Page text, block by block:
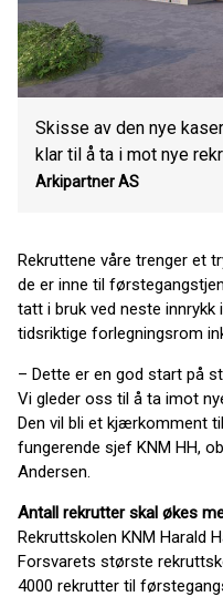
Skisse av den nye
klar til å ta i mot nye
Arkipartner AS
Rekruttene våre trenger et
de er inne til
tatt i bruk ved neste innrykk
tidsriktige forlegningsrom
– Dette er en god start på
Vi gleder oss til å ta imot
Den vil bli et kjærkomment
fungerende sjef KNM HH,
Andersen.
Antall rekrutter skal økes
Rekruttskolen KNM Harald
Forsvarets største
4000 rekrutter til